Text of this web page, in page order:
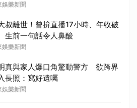
娛樂新聞
叔離世！曾拚直播17小時、年收破
前一句話令人鼻酸
娛樂新聞
真與家人爆口角驚動警方 欲跨界
長照：寫好遺囑
娛樂新聞